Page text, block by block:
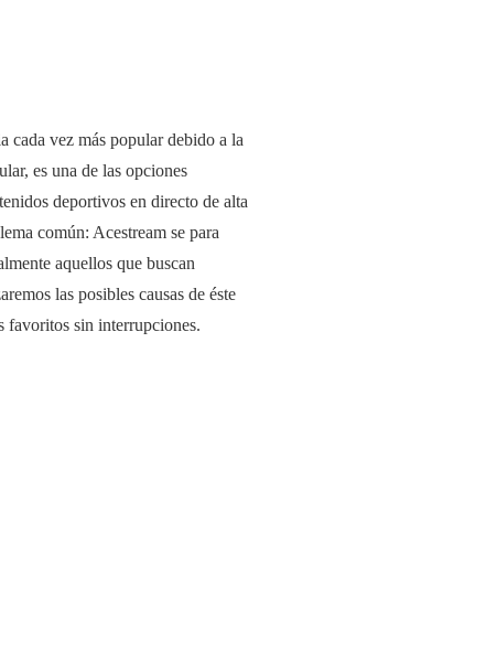
cada vez más popular debido a la
es una de las opciones
deportivos en directo de alta
común: Acestream se para
aquellos que buscan
las posibles causas de éste
favoritos sin interrupciones.